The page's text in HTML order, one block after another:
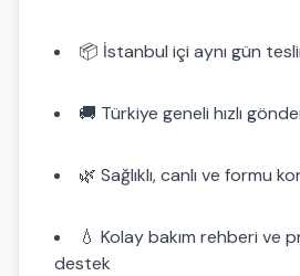
📦 İstanbul içi aynı gün
🚚 Türkiye geneli hızlı
🌿 Sağlıklı, canlı ve formu
💧 Kolay bakım rehberi ve
destek